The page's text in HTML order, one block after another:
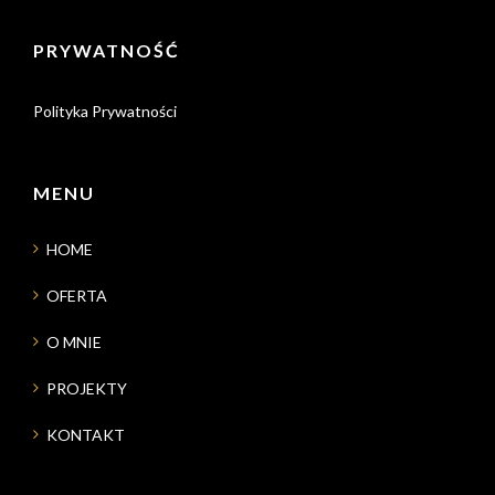
PRYWATNOŚĆ
Polityka Prywatności
MENU
HOME
OFERTA
O MNIE
PROJEKTY
KONTAKT